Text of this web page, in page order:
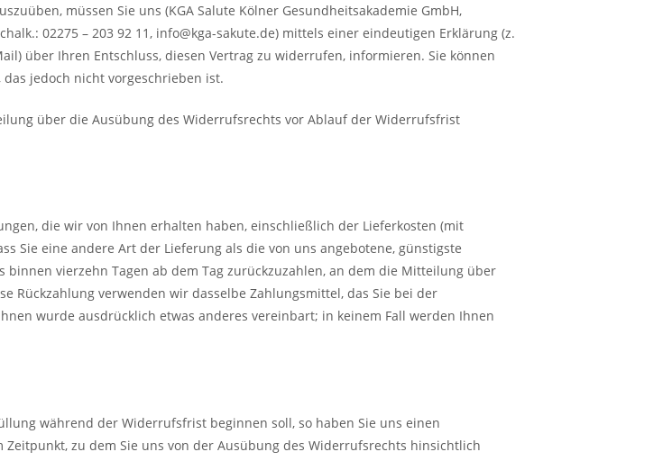
müssen Sie uns (KGA Salute Kölner Gesundheitsakademie GmbH,
02275 – 203 92 11, info@kga-sakute.de) mittels einer eindeutigen Erklärung (z.
über Ihren Entschluss, diesen Vertrag zu widerrufen, informieren. Sie können
jedoch nicht vorgeschrieben ist.
über die Ausübung des Widerrufsrechts vor Ablauf der Widerrufsfrist
die wir von Ihnen erhalten haben, einschließlich der Lieferkosten (mit
Sie eine andere Art der Lieferung als die von uns angebotene, günstigste
vierzehn Tagen ab dem Tag zurückzuzahlen, an dem die Mitteilung über
Rückzahlung verwenden wir dasselbe Zahlungsmittel, das Sie bei der
wurde ausdrücklich etwas anderes vereinbart; in keinem Fall werden Ihnen
während der Widerrufsfrist beginnen soll, so haben Sie uns einen
zu dem Sie uns von der Ausübung des Widerrufsrechts hinsichtlich